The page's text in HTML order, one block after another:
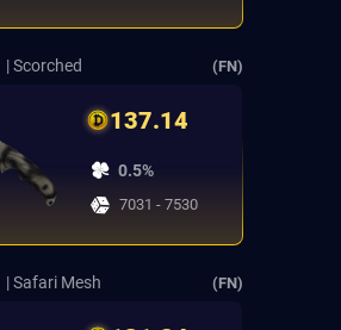
| Scorched (FN)
137.14
0.5%
7031 - 7530
| Safari Mesh (FN)